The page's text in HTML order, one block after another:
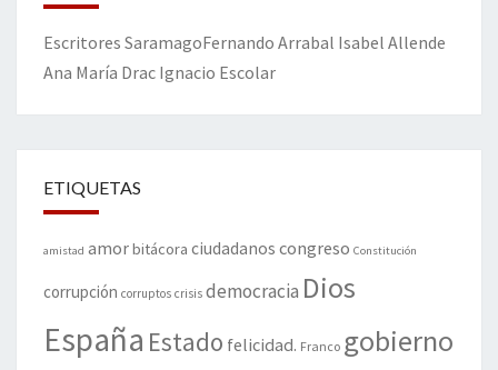
Escritores SaramagoFernando Arrabal Isabel Allende
Ana María Drac Ignacio Escolar
ETIQUETAS
amistad amorbitácora ciudadanos congreso Constitución
corrupción corruptos crisis democracia Dios
España Estado felicidad. Franco gobierno